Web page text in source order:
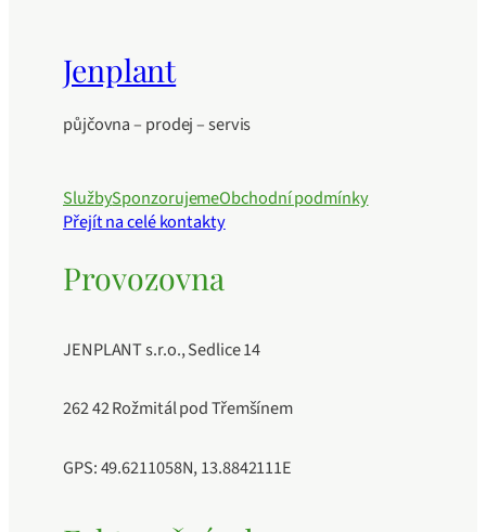
Jenplant
půjčovna – prodej – servis
SlužbySponzorujemeObchodní podmínky
Přejít na celé kontakty
Provozovna
JENPLANT s.r.o., Sedlice 14
262 42 Rožmitál pod Třemšínem
GPS: 49.6211058N, 13.8842111E